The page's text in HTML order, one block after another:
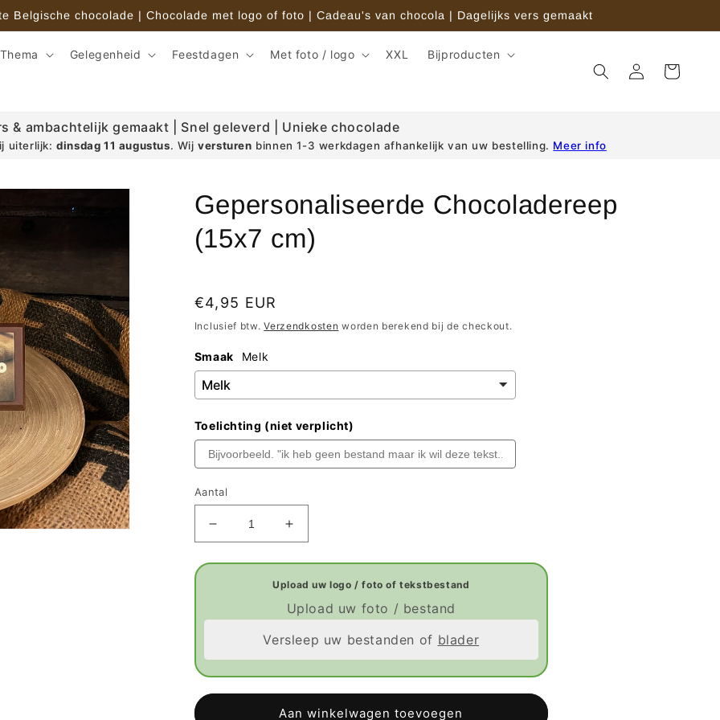
Belgische chocolade | Chocolade met logo of foto | Cadeau's van chocola | Dagelijks vers gemaakt
Gelegenheid Feestdagen Met foto / logo XXL Bijproducten
Inloggen
Winkelwagen
& ambachtelijk gemaakt | Snel geleverd | Unieke chocolade
uiterlijk: dinsdag 11 augustus. Wij versturen binnen 1-3 werkdagen afhankelijk van uw bestelling. Meer info
Gepersonaliseerde Chocoladereep
(15x7 cm)
Normale
prijs
€4,95 EUR
Inclusief btw.Verzendkosten worden berekend bij de checkout.
Smaak Melk
Toelichting (niet verplicht)
Aantal
Aantal
verlagen
voor
Gepersonaliseerde
Aantal
verhogen
voor
Gepersonaliseerde
(15x7
cm)
Upload uw foto / bestand
Versleep uw bestanden of blader
Aan winkelwagen toevoegen